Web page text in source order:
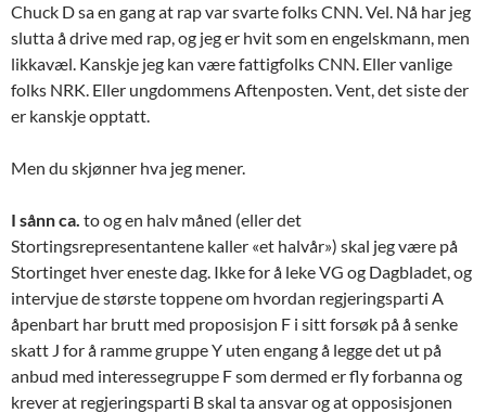
Chuck D sa en gang at rap var svarte folks CNN. Vel. Nå har jeg
slutta å drive med rap, og jeg er hvit som en engelskmann, men
likkavæl. Kanskje jeg kan være fattigfolks CNN. Eller vanlige
folks NRK. Eller ungdommens Aftenposten. Vent, det siste der
er kanskje opptatt.
Men du skjønner hva jeg mener.
I sånn ca. to og en halv måned (eller det
Stortingsrepresentantene kaller «et halvår») skal jeg være på
Stortinget hver eneste dag. Ikke for å leke VG og Dagbladet, og
intervjue de største toppene om hvordan regjeringsparti A
åpenbart har brutt med proposisjon F i sitt forsøk på å senke
skatt J for å ramme gruppe Y uten engang å legge det ut på
anbud med interessegruppe F som dermed er fly forbanna og
krever at regjeringsparti B skal ta ansvar og at opposisjonen